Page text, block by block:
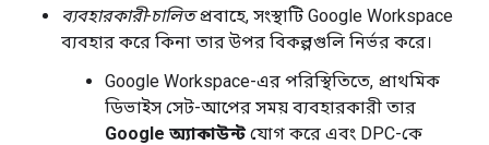
ব্যবহারকারী-চালিতপ্রবাহে, সংস্থাটি Google Workspace
ব্যবহার করে কিনা তার উপর বিকল্পগুলি নির্ভর করে।
Google Workspace-এর পরিস্থিতিতে, প্রাথমিক
ডিভাইস সেট-আপের সময় ব্যবহারকারী তার
Google অ্যাকাউন্ট যোগ করে এবং DPC-কে